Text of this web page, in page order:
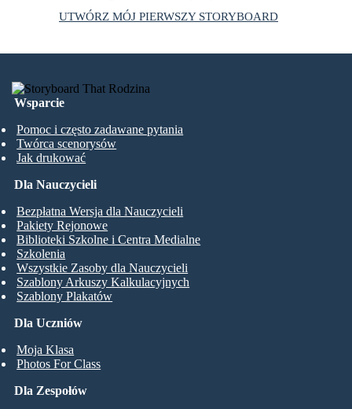
UTWÓRZ MÓJ PIERWSZY STORYBOARD
Wsparcie
Pomoc i często zadawane pytania
Twórca scenorysów
Jak drukować
Dla Uczniów
Moja Klasa
Photos For Class
Dla Nauczycieli
Bezpłatna Wersja dla Nauczycieli
Pakiety Rejonowe
Biblioteki Szkolne i Centra Medialne
Szkolenia
Wszystkie Zasoby dla Nauczycieli
Szablony Arkuszy Kalkulacyjnych
Szablony Plakatów
Dla Zespołów